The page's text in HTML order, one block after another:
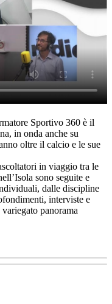
Sportivo 360 è il
in onda anche su
oltre il calcio e le sue
in viaggio tra le
sono seguite e
dalle discipline
interviste e
panorama